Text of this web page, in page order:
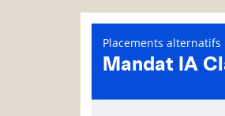
Placements alternatifs
Mandat IA